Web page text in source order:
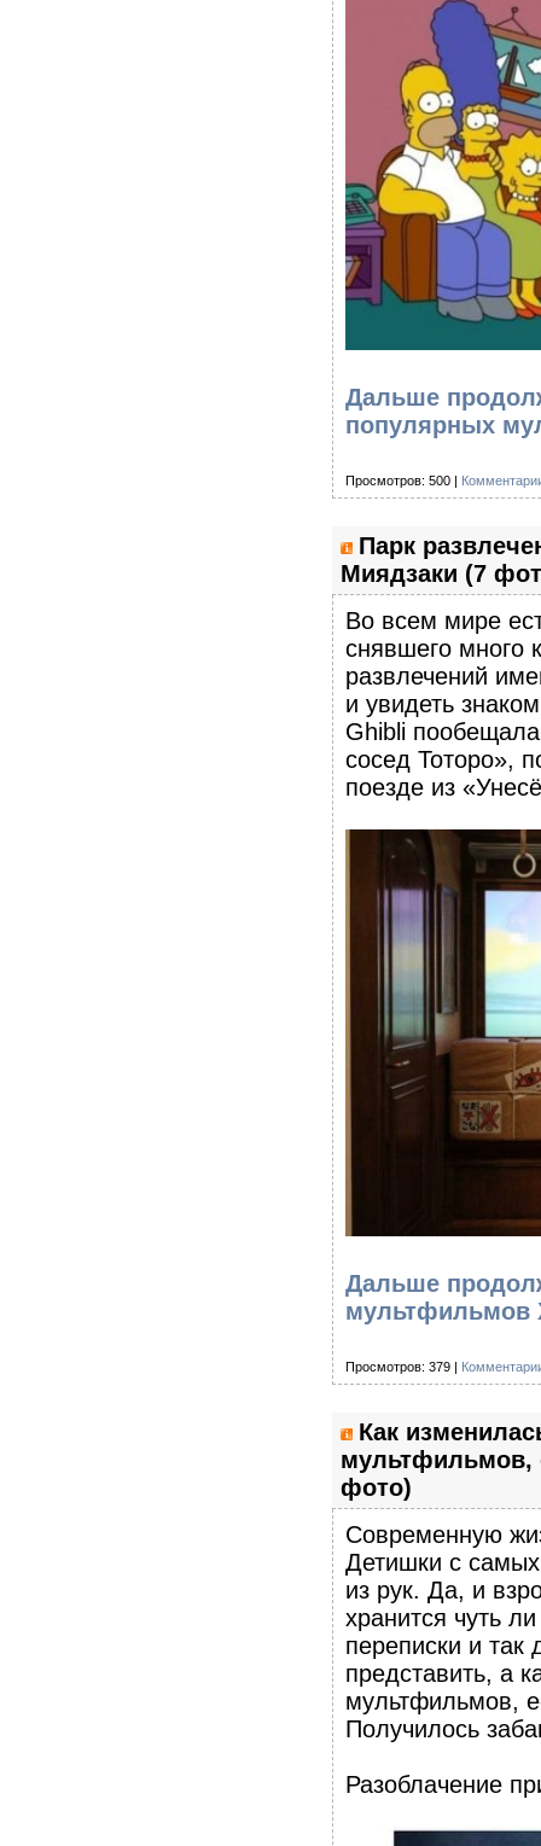
Дальше
популярных
Просмотров: 500 |
Парк
Миядзаки (7
Во всем мире
снявшего много
развлечений
и увидеть
Ghibli
сосед Тоторо»,
поезде из
Дальше
мультфильмов
Просмотров: 379 |
Как
мультфильмов,
фото)
Современную
Детишки с
из рук. Да, и
хранится чуть
переписки и
представить, а
мультфильмов,
Получилось
Разоблачение